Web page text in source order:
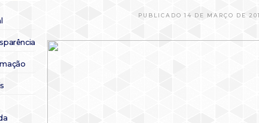
PUBLICADO 14 DE MARÇO DE